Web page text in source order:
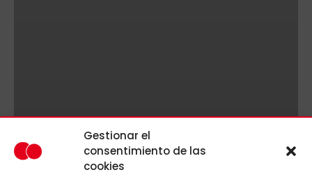
Gestionar el
consentimiento de las
cookies